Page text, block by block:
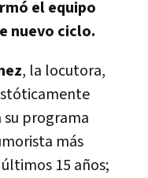
el equipo
nuevo ciclo.
, la locutora,
programa
más
15 años;